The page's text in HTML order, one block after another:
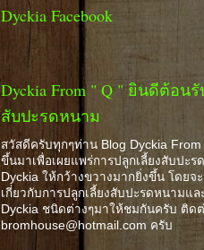
Dyckia Facebook
Dyckia From " Q " ยินดีต้อน
สับปะรดหนาม
สวัสดีครับทุกๆท่าน Blog Dyckia
ขึ้นมาเพื่อเผยแพร่การปลูกเลี้ยงสับปะร
Dyckia ให้กว้างขวางมากยิ่งขึ้น โดยจ
เกี่ยวกับการปลูกเลี้ยงสับปะรดหนามแล
Dyckia ชนิดต่างๆมาให้ชมกันครับ ติด
bromhouse@hotmail.com ครับ